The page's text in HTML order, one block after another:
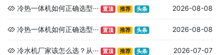
冷热一体机如何正确选型··· 置顶 推荐 头条 2026-08-08
冷热一体机如何正确选型··· 置顶 推荐 头条 2026-08-08
冷水机厂家该怎么选？从··· 置顶 推荐 头条 2026-07-07